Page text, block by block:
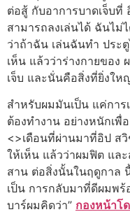
ต่อสู้ กับอาการบาดเจ็บที่
สามารถลงเล่นได้ ฉันไม่
ว่าถ้าฉัน เล่นฉันทํา ประ
เห็น แล้วว่าร่างกายของ
เจ็บ และนั่นคือสิ่งที่ยิ่งใ
สําหรับผมมันเป็น แค่การ
ต้องทํางาน อย่างหนักเพื่
<>เดือนที่ผ่านมาที่อิป ส
ให้เห็น แล้วว่าผมฟิต แล
สาน ต่อสิ่งนั้นในฤดูกาล
เป็น การกลับมาที่ดีผมพ
บาร์ผมคิดว่า” กองหน้าโ